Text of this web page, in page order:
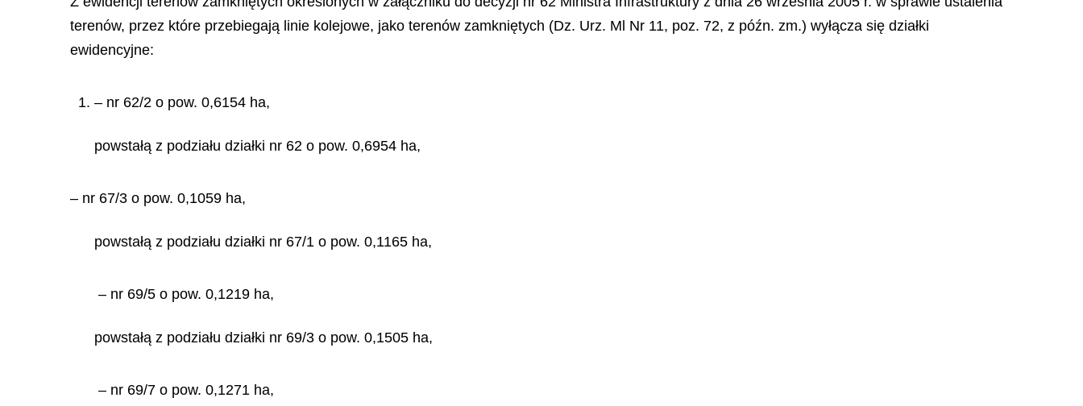
terenów, przez które przebiegają linie kolejowe, jako terenów zamkniętych (Dz. Urz. Ml Nr 11, poz. 72, z późn. zm.) wyłącza się działki
ewidencyjne:
1. – nr 62/2 o pow. 0,6154 ha,
powstałą z podziału działki nr 62 o pow. 0,6954 ha,
– nr 67/3 o pow. 0,1059 ha,
powstałą z podziału działki nr 67/1 o pow. 0,1165 ha,
– nr 69/5 o pow. 0,1219 ha,
powstałą z podziału działki nr 69/3 o pow. 0,1505 ha,
– nr 69/7 o pow. 0,1271 ha,